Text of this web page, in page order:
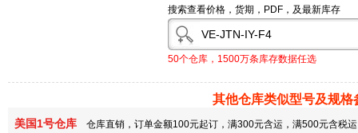
搜索查看价格，货期，PDF，及最新库存
50个仓库，1500万条库存数据任选
其他仓库类似型号及规格
美国1号仓库 仓库直销，订单金额100元起订，满300元含运，满500元含税